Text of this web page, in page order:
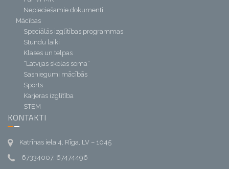
Nepieciešamie dokumenti
Mācības
Speciālās izglītības programmas
Stundu laiki
Klases un telpas
“Latvijas skolas soma”
Sasniegumi mācībās
Sports
Karjeras izglītība
STEM
KONTAKTI
Katrīnas iela 4, Rīga, LV – 1045
67334007, 67474496